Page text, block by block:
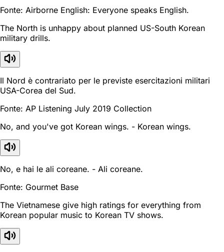
Fonte: Airborne English: Everyone speaks English.
The North is unhappy about planned US-South Korean
military drills.
Il Nord è contrariato per le previste esercitazioni militari
USA-Corea del Sud.
Fonte: AP Listening July 2019 Collection
No, and you've got Korean wings. - Korean wings.
No, e hai le ali coreane. - Ali coreane.
Fonte: Gourmet Base
The Vietnamese give high ratings for everything from
Korean popular music to Korean TV shows.